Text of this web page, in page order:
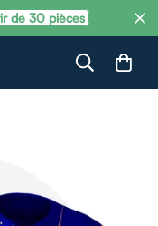
de 30 pièces